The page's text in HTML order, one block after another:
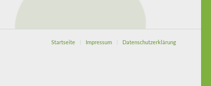
Startseite Impressum Datenschutzerklärung